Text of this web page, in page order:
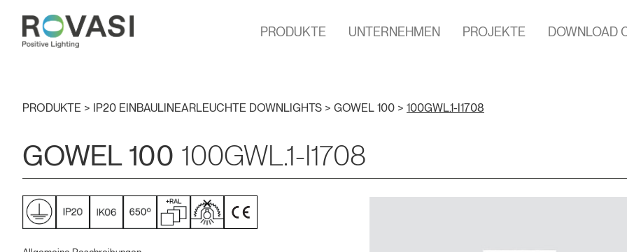
PRODUKTE UNTERNEHMEN PROJEKTE DOWNLOAD
PRODUKTE > IP20 EINBAULINEARLEUCHTE DOWNLIGHTS > GOWEL 100 > 100GWL.1-I1708
GOWEL 100 100GWL.1-I1708